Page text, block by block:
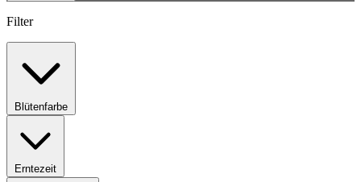
Filter
Blütenfarbe
Erntezeit